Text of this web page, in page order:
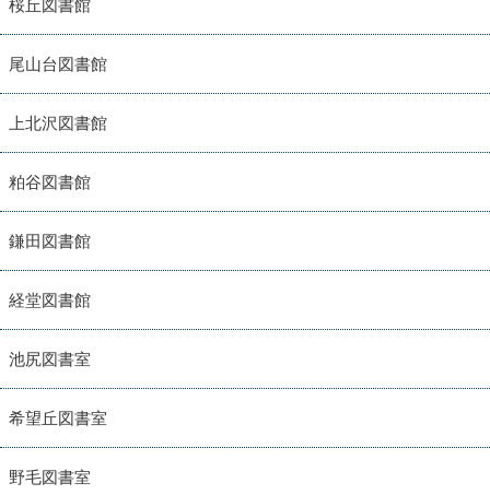
桜丘図書館
尾山台図書館
上北沢図書館
粕谷図書館
鎌田図書館
経堂図書館
池尻図書室
希望丘図書室
野毛図書室